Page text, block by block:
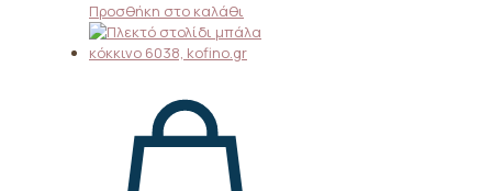
Προσθήκη στο καλάθι